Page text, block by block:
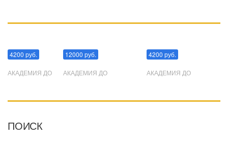
4200 руб.
АКАДЕМИЯ ДО
12000 руб.
АКАДЕМИЯ ДО
4200 руб.
АКАДЕМИЯ ДО
ПОИСК